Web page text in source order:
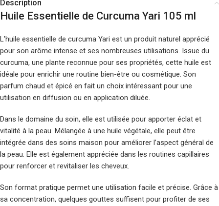
Description
Huile Essentielle de Curcuma Yari 105 ml
L’huile essentielle de curcuma Yari est un produit naturel apprécié
pour son arôme intense et ses nombreuses utilisations. Issue du
curcuma, une plante reconnue pour ses propriétés, cette huile est
idéale pour enrichir une routine bien-être ou cosmétique. Son
parfum chaud et épicé en fait un choix intéressant pour une
utilisation en diffusion ou en application diluée.
Dans le domaine du soin, elle est utilisée pour apporter éclat et
vitalité à la peau. Mélangée à une huile végétale, elle peut être
intégrée dans des soins maison pour améliorer l’aspect général de
la peau. Elle est également appréciée dans les routines capillaires
pour renforcer et revitaliser les cheveux.
Son format pratique permet une utilisation facile et précise. Grâce à
sa concentration, quelques gouttes suffisent pour profiter de ses